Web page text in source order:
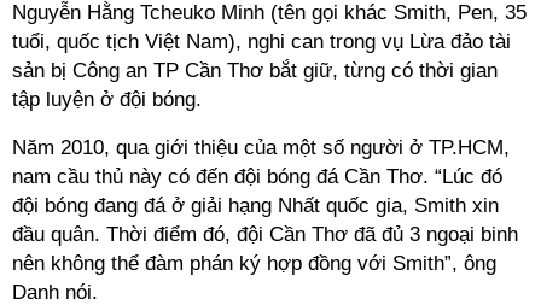
Nguyễn Hằng Tcheuko Minh (tên gọi khác Smith, Pen, 35
tuổi, quốc tịch Việt Nam), nghi can trong vụ Lừa đảo tài
sản bị Công an TP Cần Thơ bắt giữ, từng có thời gian
tập luyện ở đội bóng.
Năm 2010, qua giới thiệu của một số người ở TP.HCM,
nam cầu thủ này có đến đội bóng đá Cần Thơ. “Lúc đó
đội bóng đang đá ở giải hạng Nhất quốc gia, Smith xin
đầu quân. Thời điểm đó, đội Cần Thơ đã đủ 3 ngoại binh
nên không thể đàm phán ký hợp đồng với Smith”, ông
Danh nói.